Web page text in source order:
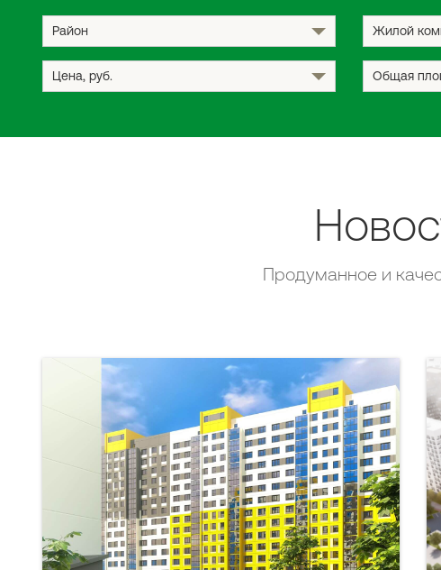
Район Жилой
Цена, руб. Общая
Продуманное и